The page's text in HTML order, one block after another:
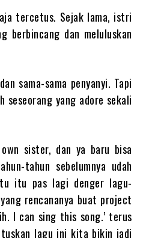
tercetus. Sejak lama, istri
berbincang dan meluluskan
sama-sama penyanyi. Tapi
seseorang yang adore sekali
sister, dan ya baru bisa
tahun sebelumnya udah
itu pas lagi denger lagu-
rencananya buat project
I can sing this song.’ terus
lagu ini kita bikin jadi